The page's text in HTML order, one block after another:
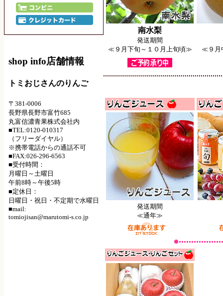
shop info店舗情報
トミおじさんのりんご
〒381-0006
長野県長野市富竹685
丸富信濃青果株式会社内
■TEL:0120-010317
（フリーダイヤル）
※携帯電話からの通話不可
■FAX:026-296-6563
■受付時間：
月曜日～土曜日
午前8時～午後5時
■定休日：
日曜日・祝日・不定期で水曜日
■mail:
tomiojisan@marutomi-s.co.jp
南水梨
発送期間
≪９月下旬～１０月上旬頃≫
≪９月
発送期間
≪通年≫